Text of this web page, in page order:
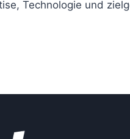
Technologie und